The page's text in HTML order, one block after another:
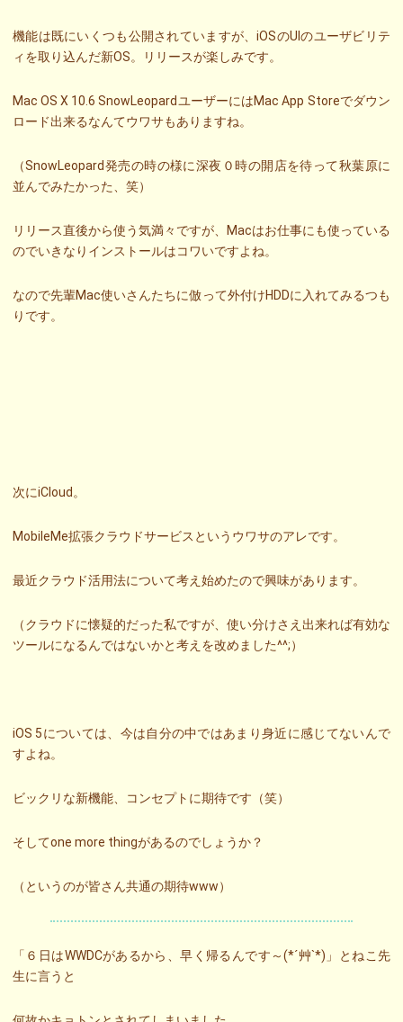
機能は既にいくつも公開されていますが、iOSのUIのユーザビリテ
ィを取り込んだ新OS。リリースが楽しみです。
Mac OS X 10.6 SnowLeopardユーザーにはMac App Storeでダウン
ロード出来るなんてウワサもありますね。
（SnowLeopard発売の時の様に深夜０時の開店を待って秋葉原に
並んでみたかった、笑）
リリース直後から使う気満々ですが、Macはお仕事にも使っている
のでいきなりインストールはコワいですよね。
なので先輩Mac使いさんたちに倣って外付けHDDに入れてみるつも
りです。
次にiCloud。
MobileMe拡張クラウドサービスというウワサのアレです。
最近クラウド活用法について考え始めたので興味があります。
（クラウドに懐疑的だった私ですが、使い分けさえ出来れば有効な
ツールになるんではないかと考えを改めました^^;）
iOS 5については、今は自分の中ではあまり身近に感じてないんで
すよね。
ビックリな新機能、コンセプトに期待です（笑）
そしてone more thingがあるのでしょうか？
（というのが皆さん共通の期待www）
「６日はWWDCがあるから、早く帰るんです～(*´艸`*)」とねこ先
生に言うと